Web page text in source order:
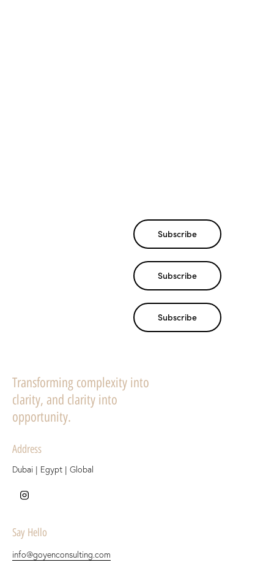
Subscribe
Subscribe
Subscribe
Transforming complexity into
clarity, and clarity into
opportunity.
Address
Dubai | Egypt | Global
Say Hello
info@goyenconsulting.com